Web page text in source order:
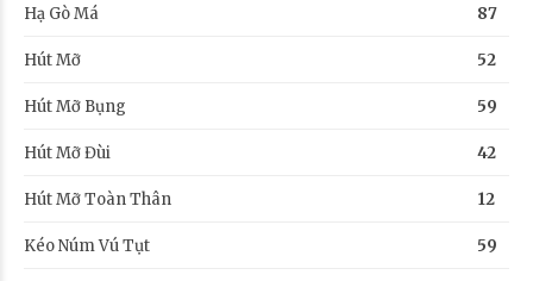
Hạ Gò Má 87
Hút Mỡ 52
Hút Mỡ Bụng 59
Hút Mỡ Đùi 42
Hút Mỡ Toàn Thân 12
Kéo Núm Vú Tụt 59